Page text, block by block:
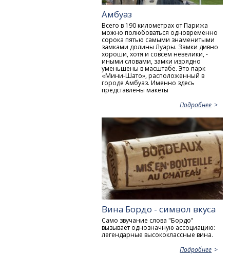
Амбуаз
Всего в 190 километрах от Парижа
можно полюбоваться одновременно
сорока пятью самыми знаменитыми
замками долины Луары. Замки дивно
хороши, хотя и совсем невелики, -
иными словами, замки изрядно
уменьшены в масштабе. Это парк
«Мини-Шато», расположенный в
городе Амбуаз. Именно здесь
представлены макеты
Подробнее
Вина Бордо - символ вкуса
Само звучание слова "Бордо"
вызывает однозначную ассоциацию:
легендарные высококлассные вина.
Подробнее